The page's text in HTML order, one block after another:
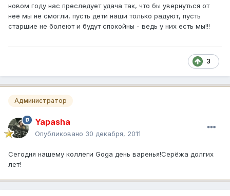
новом году нас преследует удача так, что бы увернуться от
неё мы не смогли, пусть дети наши только радуют, пусть
старшие не болеют и будут спокойны - ведь у них есть мы!!!
3
Администратор
Yapasha
Опубликовано 30 декабря, 2011
Сегодня нашему коллеги Goga день варенья!Серёжа долгих
лет!